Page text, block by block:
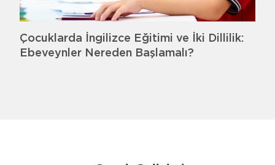
Çocuklarda İngilizce Eğitimi ve İki Dillilik:
Ebeveynler Nereden Başlamalı?